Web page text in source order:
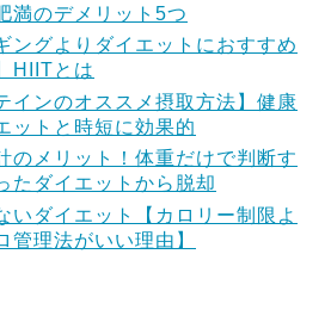
満のデメリット5つ
ングよりダイエットにおすすめ
HIITとは
インのオススメ摂取方法】健康
ットと時短に効果的
のメリット！体重だけで判断す
たダイエットから脱却
いダイエット【カロリー制限よ
管理法がいい理由】